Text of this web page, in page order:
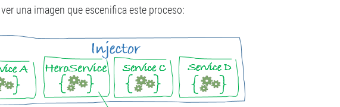
una imagen que escenifica este proceso: